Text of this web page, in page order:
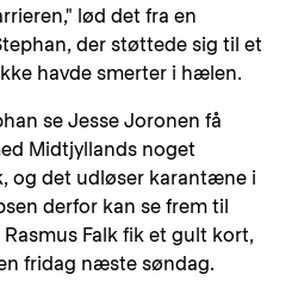
lød det fra en
der støttede sig til et
havde smerter i hælen.
se Jesse Joronen få
Midtjyllands noget
og det udløser karantæne i
derfor kan se frem til
Falk fik et gult kort,
fridag næste søndag.